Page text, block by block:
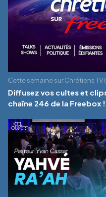
Cette semaine sur Chrétiens TV
Diffusez vos cultes et
chaîne 246 de la Freebox !